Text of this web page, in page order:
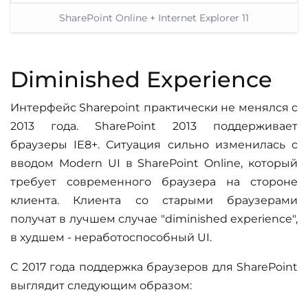
SharePoint Online + Internet Explorer 11
Diminished Experience
Интерфейс Sharepoint практически не менялся с
2013 года. SharePoint 2013 поддерживает
браузеры IE8+. Ситуация сильно изменилась с
вводом Modern UI в SharePoint Online, который
требует современного браузера на стороне
клиента. Клиента со старыми браузерами
получат в лучшем случае "diminished experience",
в худшем - неработоспособный UI.
С 2017 года поддержка браузеров для SharePoint
выглядит следующим образом: